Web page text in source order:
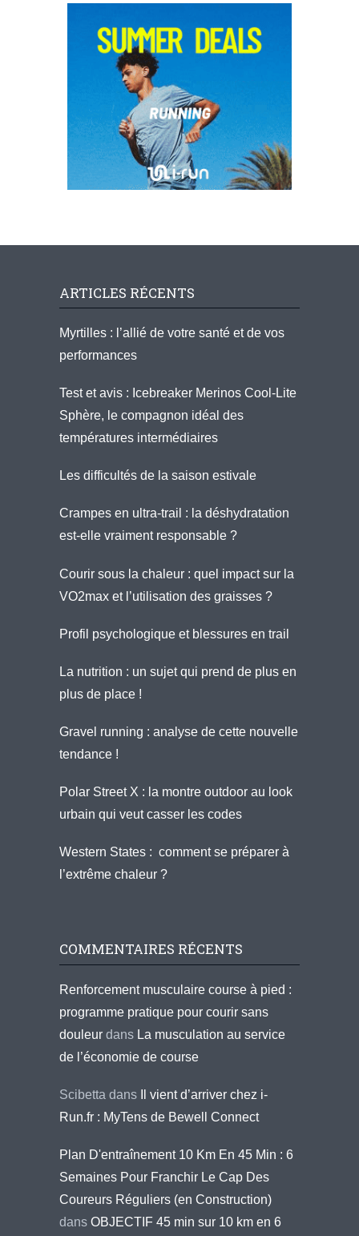
ARTICLES RÉCENTS
Myrtilles : l’allié de votre santé et de vos
performances
Test et avis : Icebreaker Merinos Cool-Lite
Sphère, le compagnon idéal des
températures intermédiaires
Les difficultés de la saison estivale
Crampes en ultra-trail : la déshydratation
est-elle vraiment responsable ?
Courir sous la chaleur : quel impact sur la
VO2max et l’utilisation des graisses ?
Profil psychologique et blessures en trail
La nutrition : un sujet qui prend de plus en
plus de place !
Gravel running : analyse de cette nouvelle
tendance !
Polar Street X : la montre outdoor au look
urbain qui veut casser les codes
Western States : comment se préparer à
l’extrême chaleur ?
COMMENTAIRES RÉCENTS
Renforcement musculaire course à pied :
programme pratique pour courir sans
douleur dans La musculation au service
de l’économie de course
Scibetta dans
Il vient d’arriver chez i-
Run.fr : MyTens de Bewell Connect
Plan D'entraînement 10 Km En 45 Min : 6
Semaines Pour Franchir Le Cap Des
Coureurs Réguliers (en Construction)
dans OBJECTIF 45 min sur 10 km en 6